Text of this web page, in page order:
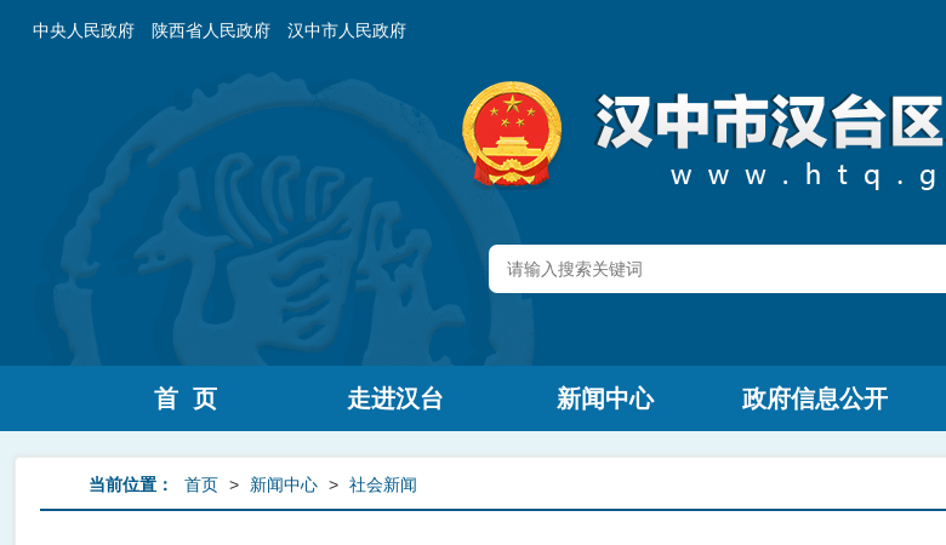
中央人民政府 陕西省人民政府 汉中市人民政府
首 页 走进汉台 新闻中心 政府信息公开
当前位置： 首页 > 新闻中心 > 社会新闻